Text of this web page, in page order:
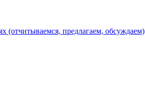
(отчитываемся, предлагаем, обсуждаем)